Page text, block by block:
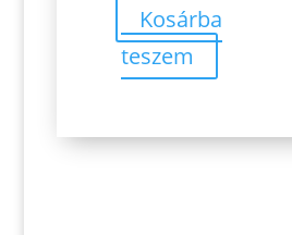
Kosárba
teszem